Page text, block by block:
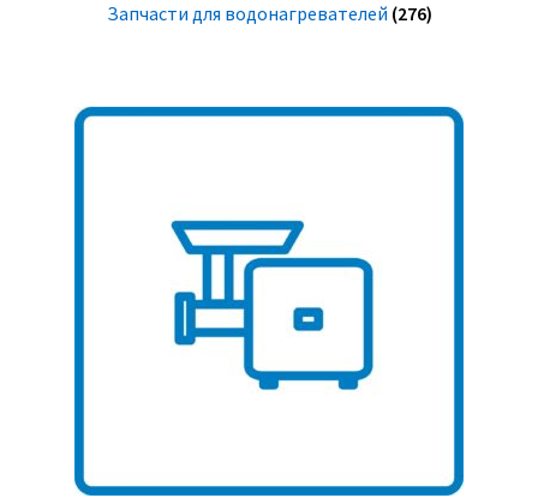
Запчасти для водонагревателей (276)